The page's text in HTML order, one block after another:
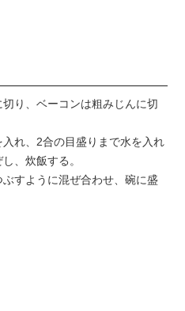
り、ベーコンは粗みじんに切
れ、2合の目盛りまで水を入れ
、炊飯する。
すように混ぜ合わせ、碗に盛